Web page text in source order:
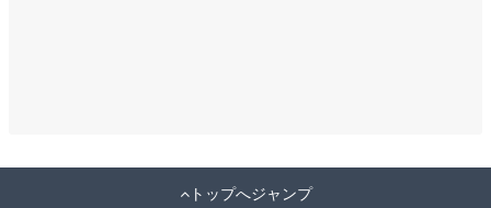
トップへジャンプ